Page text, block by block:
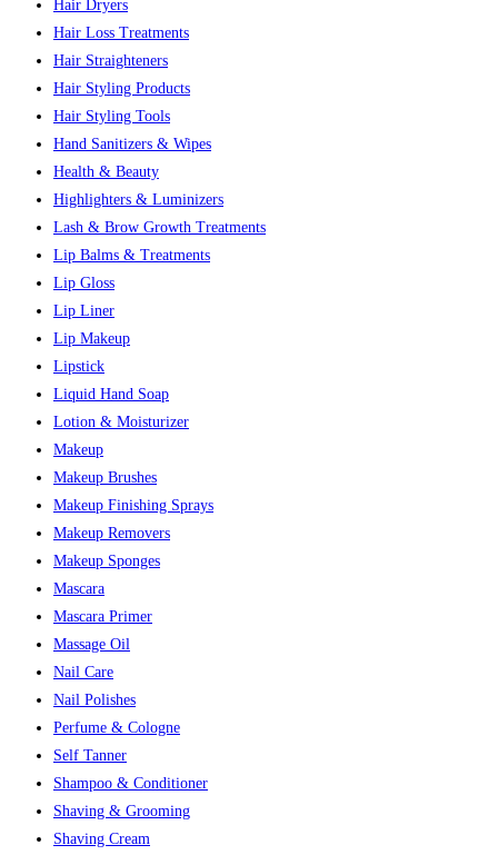
Hair Dryers
Hair Loss Treatments
Hair Straighteners
Hair Styling Products
Hair Styling Tools
Hand Sanitizers & Wipes
Health & Beauty
Highlighters & Luminizers
Lash & Brow Growth Treatments
Lip Balms & Treatments
Lip Gloss
Lip Liner
Lip Makeup
Lipstick
Liquid Hand Soap
Lotion & Moisturizer
Makeup
Makeup Brushes
Makeup Finishing Sprays
Makeup Removers
Makeup Sponges
Mascara
Mascara Primer
Massage Oil
Nail Care
Nail Polishes
Perfume & Cologne
Self Tanner
Shampoo & Conditioner
Shaving & Grooming
Shaving Cream